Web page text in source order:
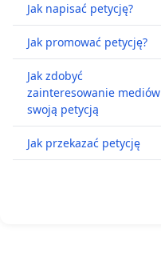
Jak napisać petycję?
Jak promować petycję?
Jak zdobyć
zainteresowanie mediów
swoją petycją
Jak przekazać petycję